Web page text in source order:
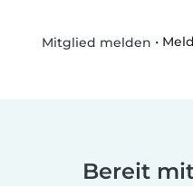
Mitglied melden •
Bereit